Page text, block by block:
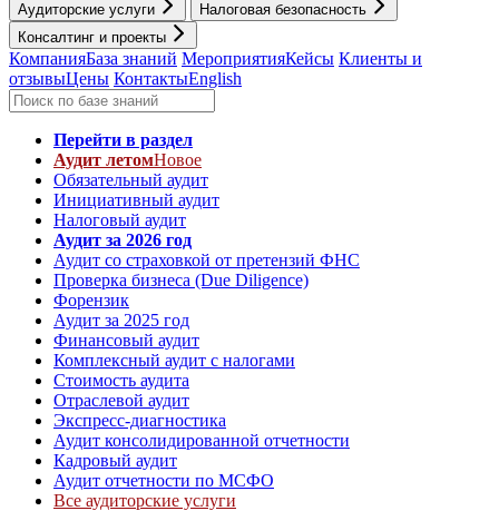
Аудиторские услуги
Налоговая безопасность
Консалтинг и проекты
КомпанияБаза знаний МероприятияКейсы Клиенты и
отзывыЦены КонтактыEnglish
Перейти в раздел
Аудит летомНовое
Обязательный аудит
Инициативный аудит
Налоговый аудит
Аудит за 2026 год
Аудит со страховкой от претензий ФНС
Проверка бизнеса (Due Diligence)
Форензик
Аудит за 2025 год
Финансовый аудит
Комплексный аудит с налогами
Стоимость аудита
Отраслевой аудит
Экспресс-диагностика
Аудит консолидированной отчетности
Кадровый аудит
Аудит отчетности по МСФО
Все аудиторские услуги